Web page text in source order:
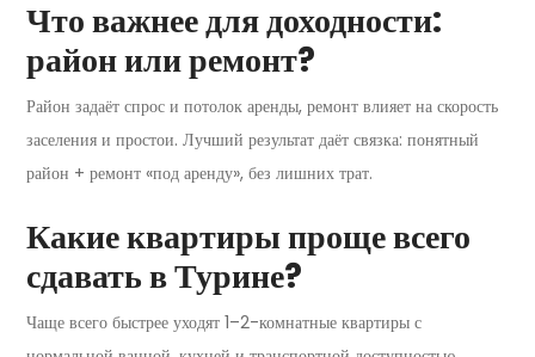
Что важнее для доходности:
район или ремонт?
Район задаёт спрос и потолок аренды, ремонт влияет на скорость
заселения и простои. Лучший результат даёт связка: понятный
район + ремонт «под аренду», без лишних трат.
Какие квартиры проще всего
сдавать в Турине?
Чаще всего быстрее уходят 1–2-комнатные квартиры с